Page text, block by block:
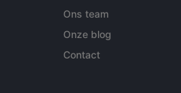
Ons team
Onze blog
Contact